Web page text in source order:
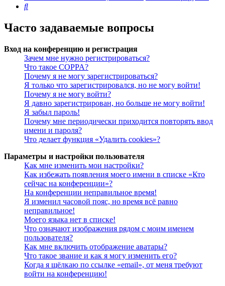
Поиск
Часто задаваемые вопросы
Вход на конференцию и регистрация
Зачем мне нужно регистрироваться?
Что такое COPPA?
Почему я не могу зарегистрироваться?
Я только что зарегистрировался, но не могу войти!
Почему я не могу войти?
Я давно зарегистрирован, но больше не могу войти!
Я забыл пароль!
Почему мне периодически приходится повторять ввод
имени и пароля?
Что делает функция «Удалить cookies»?
Параметры и настройки пользователя
Как мне изменить мои настройки?
Как избежать появления моего имени в списке «Кто
сейчас на конференции»?
На конференции неправильное время!
Я изменил часовой пояс, но время всё равно
неправильное!
Моего языка нет в списке!
Что означают изображения рядом с моим именем
пользователя?
Как мне включить отображение аватары?
Что такое звание и как я могу изменить его?
Когда я щёлкаю по ссылке «email», от меня требуют
войти на конференцию!